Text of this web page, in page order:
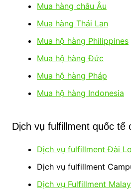
Mua hàng châu Âu
Mua hàng Thái Lan
Mua hộ hàng Philippines
Mua hộ hàng Đức
Mua hộ hàng Pháp
Mua hộ hàng Indonesia
Dịch vụ fulfillment quốc tế
Dịch vụ fulfillment Đài
Dịch vụ fulfillment
Dịch vụ Fulfillment